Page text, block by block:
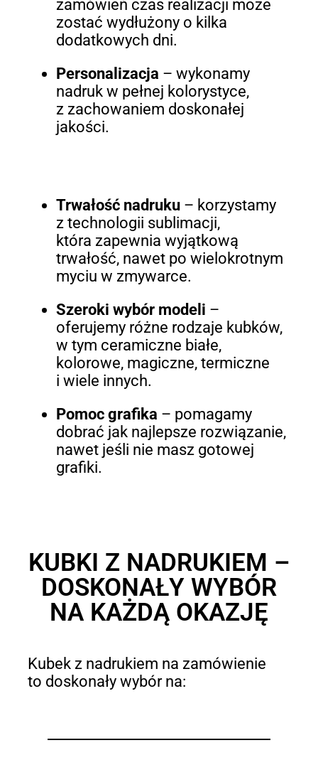
zamówień czas realizacji może
zostać wydłużony o kilka
dodatkowych dni.
Personalizacja – wykonamy
nadruk w pełnej kolorystyce,
z zachowaniem doskonałej
jakości.
Trwałość nadruku– korzystamy
z technologii sublimacji,
która zapewnia wyjątkową
trwałość, nawet po wielokrotnym
myciu w zmywarce.
Szeroki wybór modeli –
oferujemy różne rodzaje kubków,
w tym ceramiczne białe,
kolorowe, magiczne, termiczne
i wiele innych.
Pomoc grafika – pomagamy
dobrać jak najlepsze rozwiązanie,
nawet jeśli nie masz gotowej
grafiki.
KUBKI Z NADRUKIEM –
DOSKONAŁY WYBÓR
NA KAŻDĄ OKAZJĘ
Kubek z nadrukiem na zamówienie
to doskonały wybór na: